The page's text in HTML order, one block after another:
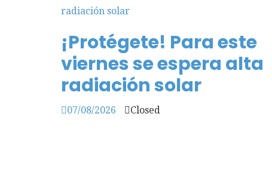
¡Protégete! Para este
viernes se espera alta
radiación solar
07/08/2026 Closed